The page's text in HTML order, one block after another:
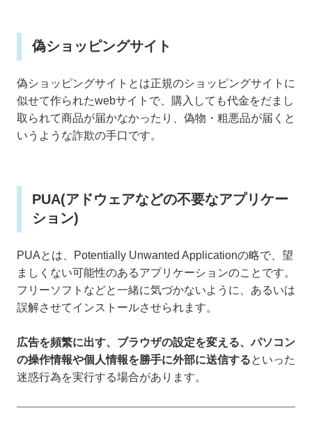
偽ショッピングサイト
偽ショッピングサイトとは正規のショッピングサイトに
似せて作られたwebサイトで、購入しても代金をだまし
取られて商品が届かなかったり、偽物・粗悪品が届くと
いうような詐欺の手口です。
PUA(アドウェアなどの不要なアプリケー
ション)
PUAとは、Potentially Unwanted Applicationの略で、望
ましくない可能性のあるアプリケーションのことです。
フリーソフトなどと一緒に気づかないように、あるいは
誤解させてインストールさせられます。
広告を頻繁に出す、ブラウザの設定を変える、パソコン
の操作情報や個人情報を勝手に外部に送信するといった
迷惑行為を実行する場合があります。